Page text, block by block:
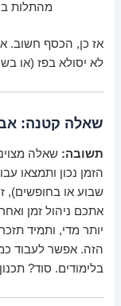
מהתלות
אז כן, הכסף חשוב.
לא יסולא בפז (או
שאלה קטנה:
תשובה: שאלה
הזמן נכון ותמצאו
שבוע או בחופשים),
אתכם ניהול זמן
יותר מדי, ותמיד
הזה. אפשר לעבוד
בלימודים. סוד?